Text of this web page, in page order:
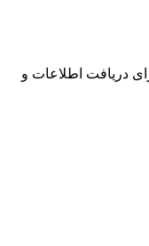
اطلاعات و